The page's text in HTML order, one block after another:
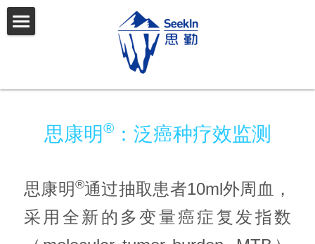
思康安
思康明
利康谱
团队介绍
新闻中心
招贤纳士
思康明®：泛癌种疗效监测
思康明 ®通过抽取患者10ml外周血，
采用全新的多变量癌症复发指数